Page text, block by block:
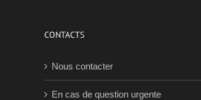
CONTACTS
Nous contacter
En cas de question urgente